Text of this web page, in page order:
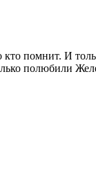
помнит. И
полюбили